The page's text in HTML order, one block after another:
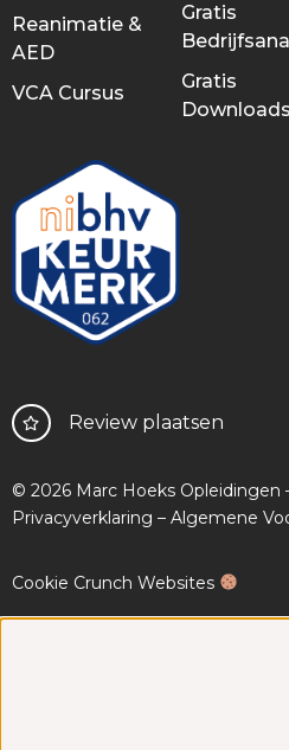
Reanimatie &
AED
VCA Cursus
Gratis
Gratis
Downloads
Review plaatsen
© 2026 Marc Hoeks Opleidingen
Privacyverklaring – Algemene
Cookie Crunch Websites